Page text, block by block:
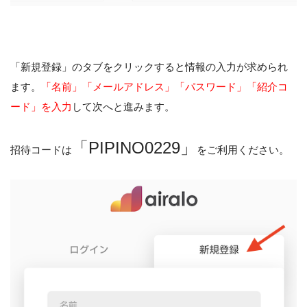
「新規登録」のタブをクリックすると情報の入力が求められ
ます。
「名前」「メールアドレス」「パスワード」「紹介コ
ード」を入力 して次へと進みます。
招待コードは 「PIPINO0229」 をご利用ください。